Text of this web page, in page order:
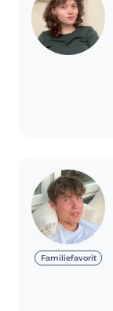
Familiefavorit